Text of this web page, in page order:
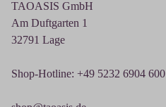
TAOASIS GmbH
Am Duftgarten 1
32791 Lage
Shop-Hotline: +49 5232 6904 600